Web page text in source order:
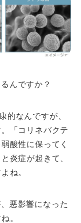
んですか？
的なんですが、
「コリネバクテ
酸性に保ってく
炎症が起きて、
ね。
悪影響になった
。